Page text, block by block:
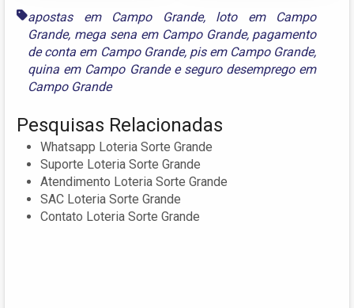
apostas em Campo Grande, loto em Campo
Grande, mega sena em Campo Grande, pagamento
de conta em Campo Grande, pis em Campo Grande,
quina em Campo Grandee seguro desemprego em
Campo Grande
Pesquisas Relacionadas
Whatsapp Loteria Sorte Grande
Suporte Loteria Sorte Grande
Atendimento Loteria Sorte Grande
SAC Loteria Sorte Grande
Contato Loteria Sorte Grande